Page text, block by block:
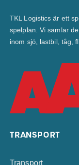
TKL Logistics är ett
spelplan. Vi samlar
inom sjö, lastbil, tåg,
TRANSPORT
Transport